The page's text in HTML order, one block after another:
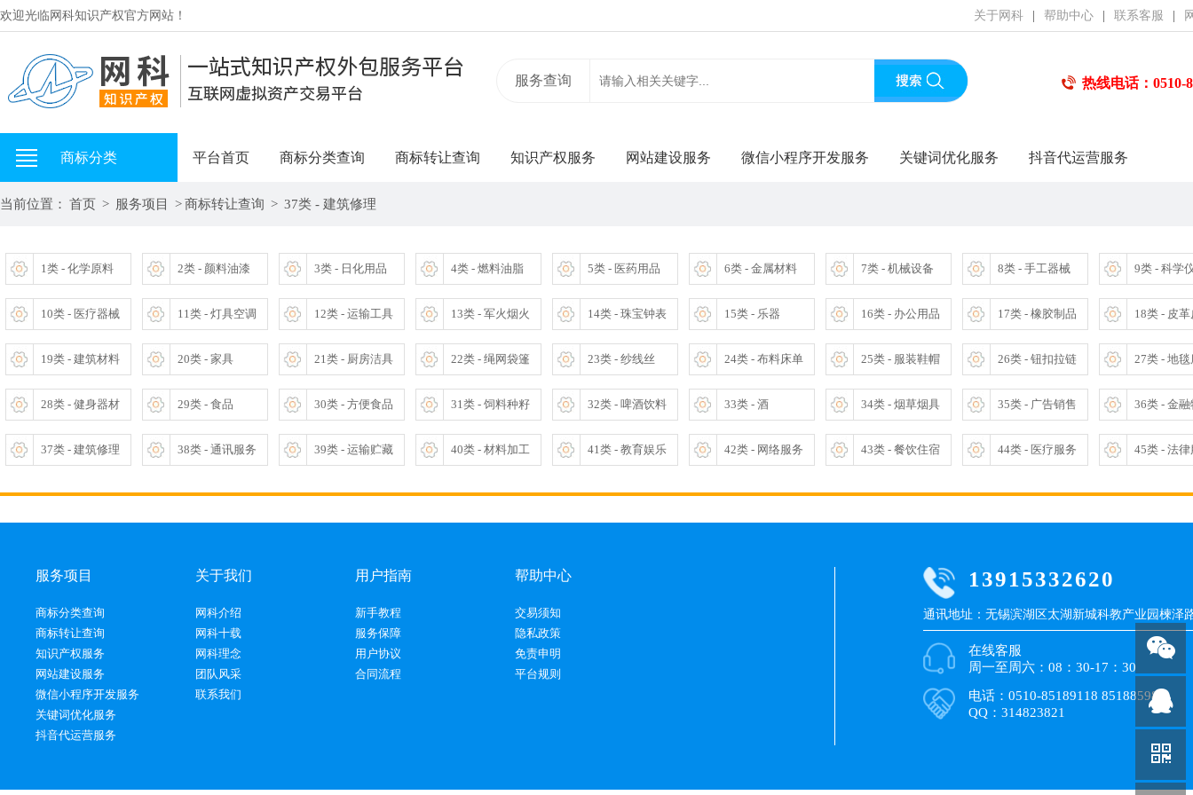
欢迎光临网科知识产权官方网站！ 关于网科 帮助中心 联系客服
服务查询 热线电话：0510-
商标分类 平台首页 商标分类查询 商标转让查询 知识产权服务 网站建设服务 微信小程序开发服务 关键词优化服务 抖音代运营服务
当前位置： 首页 > 服务项目 >商标转让查询 > 37类 - 建筑修理
1类 - 化学原料 2类 - 颜料油漆 3类 - 日化用品 4类 - 燃料油脂 5类 - 医药用品 6类 - 金属材料 7类 - 机械设备 8类 - 手工器械 9类 - 科学
10类 - 医疗器械 11类 - 灯具空调 12类 - 运输工具 13类 - 军火烟火 14类 - 珠宝钟表 15类 - 乐器 16类 - 办公用品 17类 - 橡胶制品 18类 - 皮
19类 - 建筑材料 20类 - 家具 21类 - 厨房洁具 22类 - 绳网袋篷 23类 - 纱线丝 24类 - 布料床单 25类 - 服装鞋帽 26类 - 钮扣拉链 27类 - 地
28类 - 健身器材 29类 - 食品 30类 - 方便食品 31类 - 饲料种籽 32类 - 啤酒饮料 33类 - 酒 34类 - 烟草烟具 35类 - 广告销售 36类 - 金
37类 - 建筑修理 38类 - 通讯服务 39类 - 运输贮藏 40类 - 材料加工 41类 - 教育娱乐 42类 - 网络服务 43类 - 餐饮住宿 44类 - 医疗服务 45类 - 法
服务项目
商标分类查询
商标转让查询
知识产权服务
网站建设服务
微信小程序开发服务
关键词优化服务
抖音代运营服务
关于我们
网科介绍
网科十载
网科理念
团队风采
联系我们
用户指南
新手教程
服务保障
用户协议
合同流程
帮助中心
交易须知
隐私政策
免责申明
平台规则
13915332620
通讯地址：无锡滨湖区太湖新城科教产业园楝泽
在线客服
周一至周六：08：30-17：30
电话：0510-85189118 85188598
QQ：314823821